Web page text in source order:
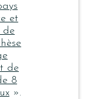
et
de
de
8
».